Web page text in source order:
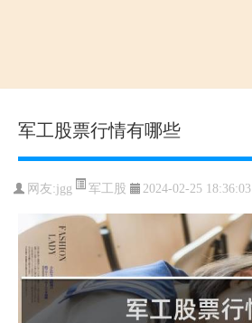
军工股票行情有哪些
网友:jgg 军工股 2024-02-25 18:36:03